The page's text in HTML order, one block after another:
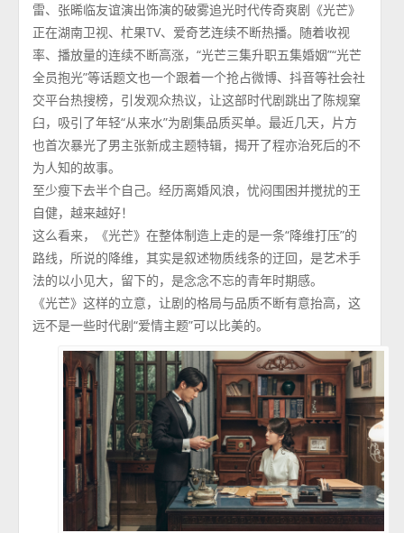
雷、张晞临友谊演出饰演的破雾追光时代传奇爽剧《光芒》
正在湖南卫视、杧果TV、爱奇艺连续不断热播。随着收视
率、播放量的连续不断高涨，“光芒三集升职五集婚姻”“光芒
全员抱光”等话题文也一个跟着一个抢占微博、抖音等社会社
交平台热搜榜，引发观众热议，让这部时代剧跳出了陈规窠
臼，吸引了年轻“从来水”为剧集品质买单。最近几天，片方
也首次暴光了男主张新成主题特辑，揭开了程亦治死后的不
为人知的故事。
至少瘦下去半个自己。经历离婚风浪，忧闷围困并搅扰的王
自健，越来越好！
这么看来，《光芒》在整体制造上走的是一条“降维打压”的
路线，所说的降维，其实是叙述物质线条的迂回，是艺术手
法的以小见大，留下的，是念念不忘的青年时期感。
《光芒》这样的立意，让剧的格局与品质不断有意抬高，这
远不是一些时代剧“爱情主题”可以比美的。